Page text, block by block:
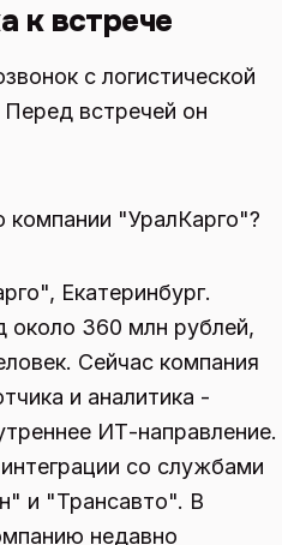
к встрече
с логистической
встречей он
компании "УралКарго"?
Екатеринбург.
около 360 млн рублей,
Сейчас компания
и аналитика -
ИТ-направление.
со службами
и "Трансавто". В
недавно